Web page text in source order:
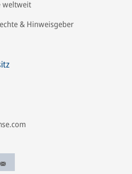
weltweit
& Hinweisgeber